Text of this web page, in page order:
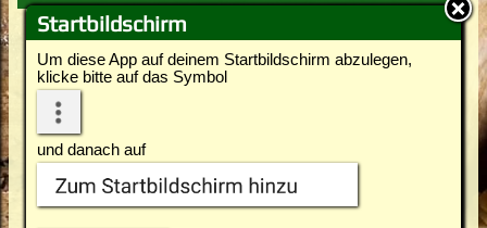
Startbildschirm
Um diese App auf deinem Startbildschirm abzulegen,
klicke bitte auf das Symbol
und danach auf